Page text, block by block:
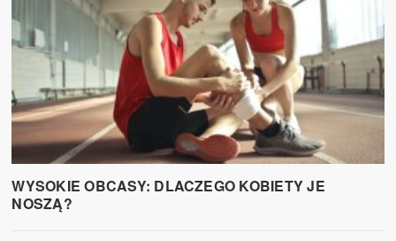
WYSOKIE OBCASY: DLACZEGO KOBIETY JE
NOSZĄ?